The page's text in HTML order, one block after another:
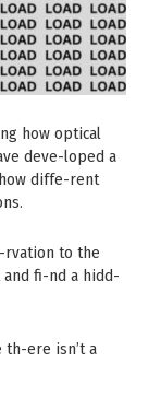
how optical
deve-loped a
diffe-rent
rvation to the
fi-nd a hidd-
ere isn’t a